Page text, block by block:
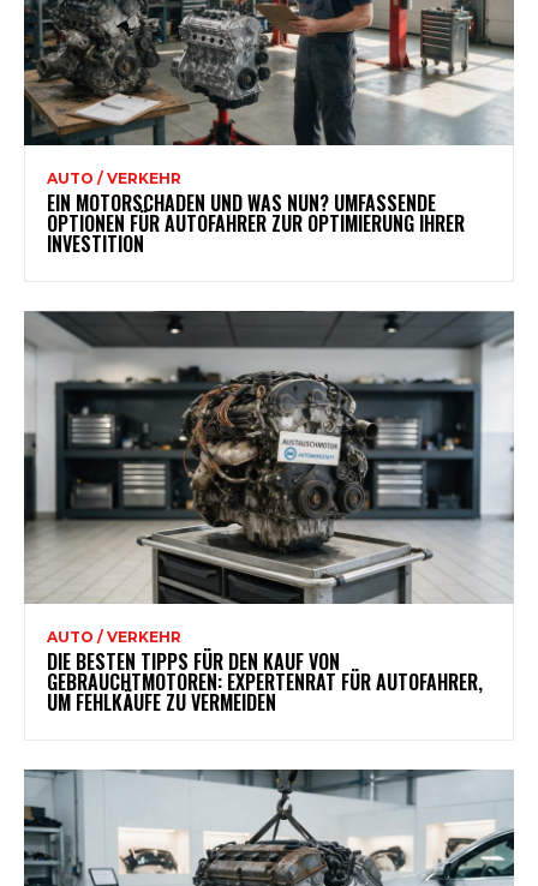
AUTO / VERKEHR
EIN MOTORSCHADEN UND WAS NUN? UMFASSENDE
OPTIONEN FÜR AUTOFAHRER ZUR OPTIMIERUNG IHRER
INVESTITION
AUTO / VERKEHR
DIE BESTEN TIPPS FÜR DEN KAUF VON
GEBRAUCHTMOTOREN: EXPERTENRAT FÜR AUTOFAHRER,
UM FEHLKÄUFE ZU VERMEIDEN